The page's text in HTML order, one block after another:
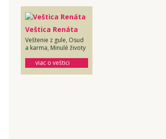
Veštica Renáta
Veštenie z gule, Osud
a karma, Minulé životy
viac o veštici